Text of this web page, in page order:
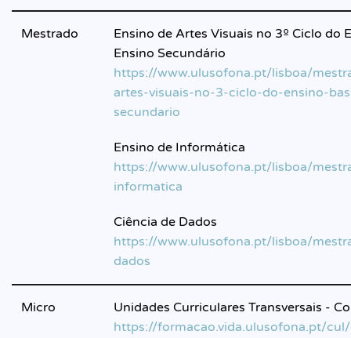
Mestrado
Ensino de Artes Visuais no 3º Ciclo do
Ensino Secundário
https://www.ulusofona.pt/lisboa/
artes-visuais-no-3-ciclo-do-ensino-
secundario
Ensino de Informática
https://www.ulusofona.pt/lisboa/
informatica
Ciência de Dados
https://www.ulusofona.pt/lisboa/
dados
Micro
Unidades Curriculares Transversais -
https://formacao.vida.ulusofona.pt/